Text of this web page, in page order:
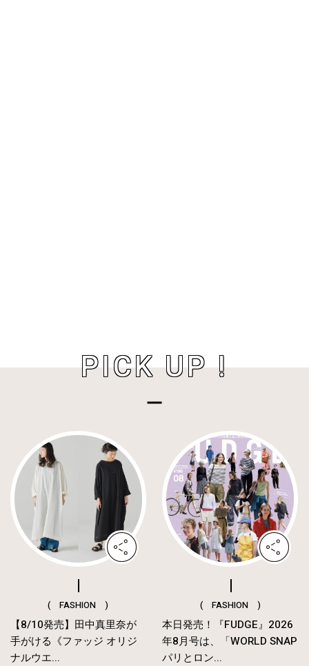
PICK UP !
( FASHION )
【8/10発売】田中真里奈が
手がける《ファッジ オリジ
ナルウエ...
( FASHION )
本日発売！『FUDGE』2026
年8月号は、「WORLD SNAP
パリとロン...